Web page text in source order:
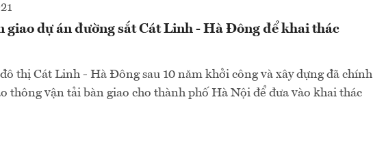
giao dự án đường sắt Cát Linh - Hà Đông để khai thác
thị Cát Linh - Hà Đông sau 10 năm khởi công và xây dựng đã chính
thông vận tải bàn giao cho thành phố Hà Nội để đưa vào khai thác